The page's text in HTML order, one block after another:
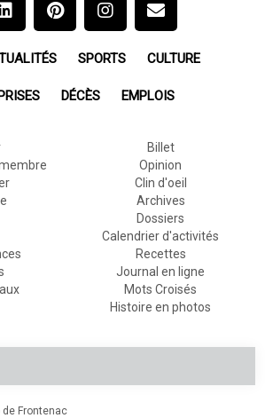
SPORTS CULTURE
DÉCÈS EMPLOIS
Billet
Opinion
Clin d'oeil
Archives
Dossiers
Calendrier d'activités
Recettes
Journal en ligne
Mots Croisés
Histoire en photos
de Frontenac